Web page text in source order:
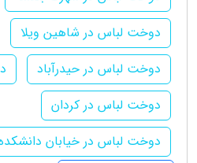
دوخت لباس در شاهین ویلا
دوخت لباس در حیدرآباد
دوخت لباس در کردان
دوخت لباس در خیابان